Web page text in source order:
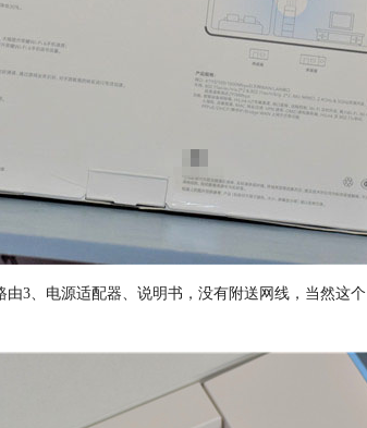
3、电源适配器、说明书，没有附送网线，当然这个